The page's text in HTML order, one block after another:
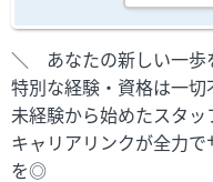
＼ あなたの新しい一
特別な経験・資格は一切
未経験から始めたスタッ
キャリアリンクが全力
を◎